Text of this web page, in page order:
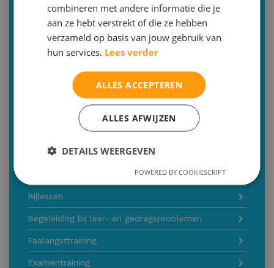
Voor wie: alle leerlingen middelbare school
Bilthoven | Zeist | Utrecht | Online | aan huis
030-2293579 (optie 2)
info@malthastudiecoaching.nl
Inschrijven
Of bent u op zoek naar een andere dienst
Bijlessen
Begeleiding bij leer- en gedragsproblemen
Faalangsttraining
Examentraining
combineren met andere informatie die je
aan ze hebt verstrekt of die ze hebben
verzameld op basis van jouw gebruik van
hun services. Lees verder
ALLES ACCEPTEREN
ALLES AFWIJZEN
DETAILS WEERGEVEN
POWERED BY COOKIESCRIPT